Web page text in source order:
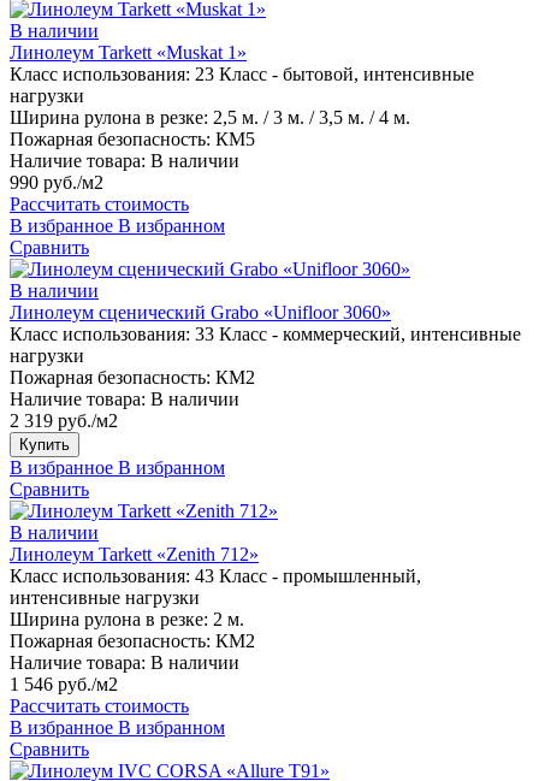
В наличии
Линолеум Tarkett «Muskat 1»
Класс использования: 23 Класс - бытовой, интенсивные
нагрузки
Ширина рулона в резке: 2,5 м. / 3 м. / 3,5 м. / 4 м.
Пожарная безопасность: КМ5
Наличие товара: В наличии
990 руб./м2
Рассчитать стоимость
В избранное В избранном
Сравнить
В наличии
Линолеум сценический Grabo «Unifloor 3060»
Класс использования: 33 Класс - коммерческий, интенсивные
нагрузки
Пожарная безопасность: КМ2
Наличие товара: В наличии
2 319 руб./м2
Купить
В избранное В избранном
Сравнить
В наличии
Линолеум Tarkett «Zenith 712»
Класс использования: 43 Класс - промышленный,
интенсивные нагрузки
Ширина рулона в резке: 2 м.
Пожарная безопасность: КМ2
Наличие товара: В наличии
1 546 руб./м2
Рассчитать стоимость
В избранное В избранном
Сравнить